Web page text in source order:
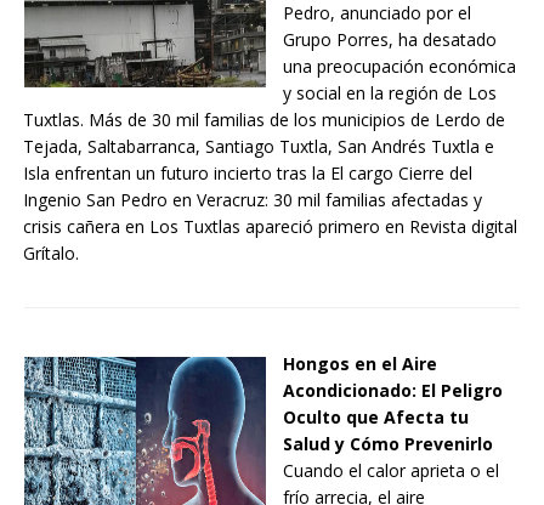
Pedro, anunciado por el
Grupo Porres, ha desatado
una preocupación económica
y social en la región de Los
Tuxtlas. Más de 30 mil familias de los municipios de Lerdo de
Tejada, Saltabarranca, Santiago Tuxtla, San Andrés Tuxtla e
Isla enfrentan un futuro incierto tras la El cargo Cierre del
Ingenio San Pedro en Veracruz: 30 mil familias afectadas y
crisis cañera en Los Tuxtlas apareció primero en Revista digital
Grítalo.
Hongos en el Aire
Acondicionado: El Peligro
Oculto que Afecta tu
Salud y Cómo Prevenirlo
Cuando el calor aprieta o el
frío arrecia, el aire